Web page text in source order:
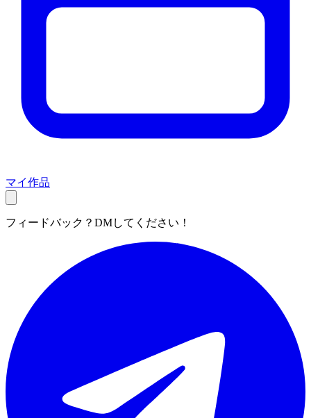
マイ作品
フィードバック？DMしてください！